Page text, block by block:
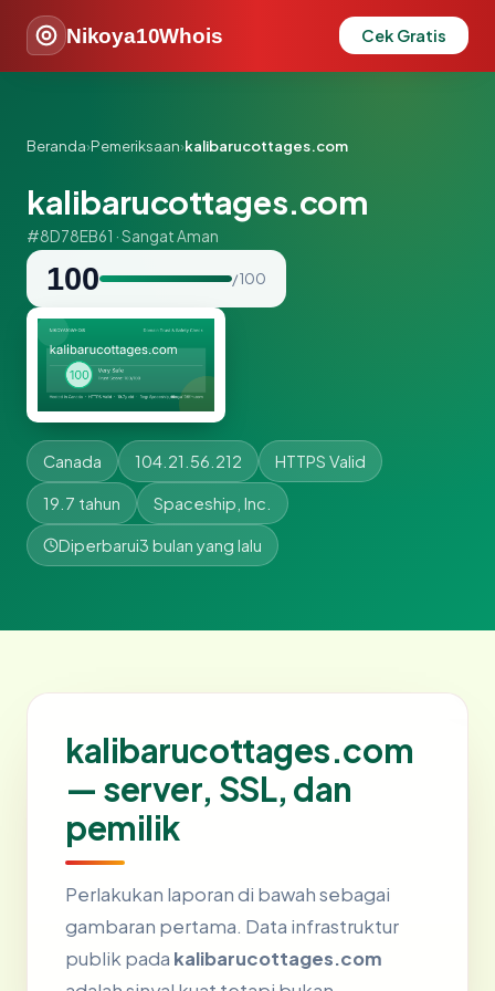
Nikoya10Whois Cek Gratis
Beranda›Pemeriksaan›kalibarucottages.com
kalibarucottages.com
#8D78EB61 · Sangat Aman
100 / 100
Canada 104.21.56.212 HTTPS Valid
19.7 tahun Spaceship, Inc.
Diperbarui3 bulan yang lalu
kalibarucottages.com
— server, SSL, dan
pemilik
Perlakukan laporan di bawah sebagai
gambaran pertama. Data infrastruktur
publik pada kalibarucottages.com